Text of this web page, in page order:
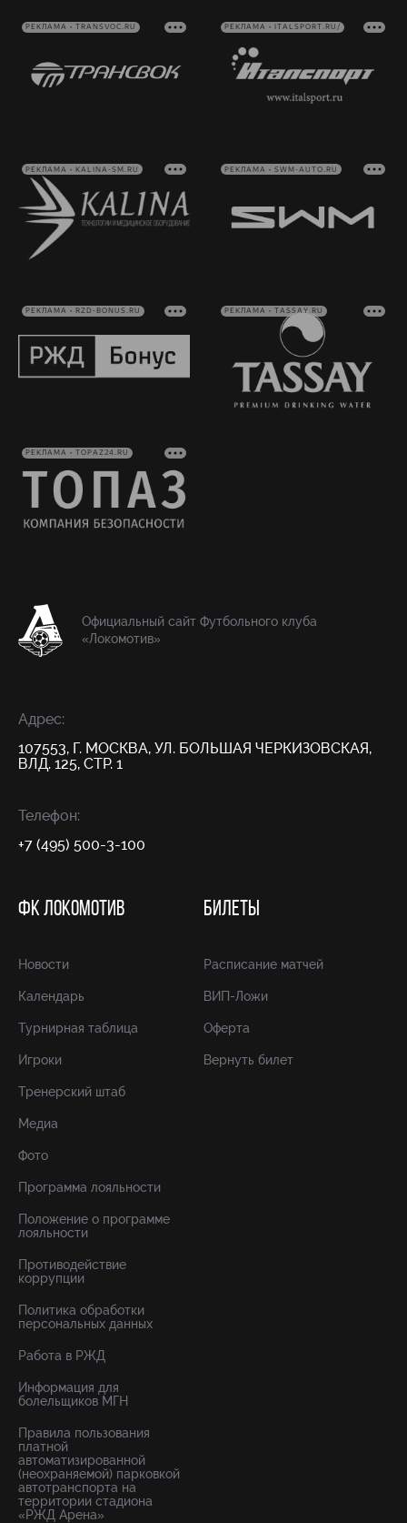
РЕКЛАМА • TRANSVOC.RU РЕКЛАМА • ITALSPORT.RU/
РЕКЛАМА • KALINA-SM.RU РЕКЛАМА • SWM-AUTO.RU
РЕКЛАМА • RZD-BONUS.RU РЕКЛАМА • TASSAY.RU
РЕКЛАМА • TOPAZ24.RU
Официальный сайт Футбольного клуба
«Локомотив»
Адрес:
107553, Г. МОСКВА, УЛ. БОЛЬШАЯ ЧЕРКИЗОВСКАЯ,
ВЛД. 125, СТР. 1
Телефон:
+7 (495) 500-3-100
ФК ЛОКОМОТИВ
Новости
Календарь
Турнирная таблица
Игроки
Тренерский штаб
Медиа
Фото
Программа лояльности
Положение о программе
лояльности
Противодействие
коррупции
Политика обработки
персональных данных
Работа в РЖД
Информация для
болельщиков МГН
Правила пользования
платной
автоматизированной
(неохраняемой) парковкой
автотранспорта на
территории стадиона
«РЖД Арена»
БИЛЕТЫ
Расписание матчей
ВИП-Ложи
Оферта
Вернуть билет